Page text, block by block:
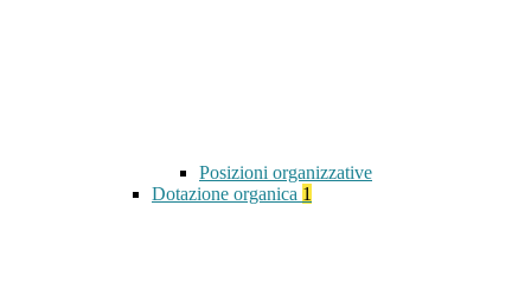
Posizioni organizzative
Dotazione organica 1